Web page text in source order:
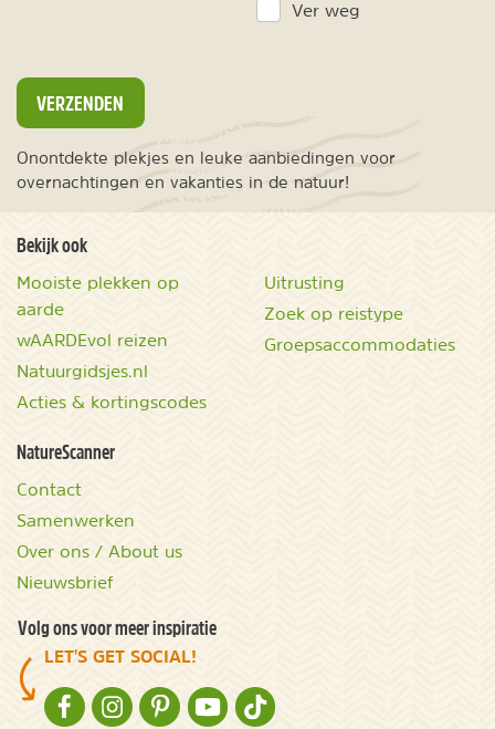
Ver weg
VERZENDEN
Onontdekte plekjes en leuke aanbiedingen voor
overnachtingen en vakanties in de natuur!
Bekijk ook
Mooiste plekken op
aarde
wAARDEvol reizen
Natuurgidsjes.nl
Acties & kortingscodes
Uitrusting
Zoek op reistype
Groepsaccommodaties
NatureScanner
Contact
Samenwerken
Over ons / About us
Nieuwsbrief
Volg ons voor meer inspiratie
LET'S GET SOCIAL!
NATURESCANNER OP FACEBOOK
NATURESCANNER OP INSTAGRAM
NATURESCANNER OP PINTEREST
NATURESCANNER OP YOUTUBE
NATURESCANNER OP TIKTOK